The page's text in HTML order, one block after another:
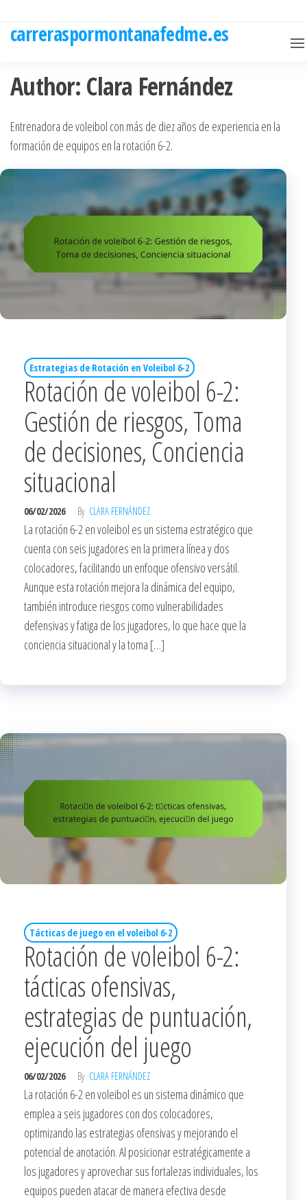
carreraspormontanafedme.es
Author: Clara Fernández
Entrenadora de voleibol con más de diez años de experiencia en la
formación de equipos en la rotación 6-2.
Estrategias de Rotación en Voleibol 6-2
Rotación de voleibol 6-2:
Gestión de riesgos, Toma
de decisiones, Conciencia
situacional
06/02/2026 By CLARA FERNÁNDEZ
La rotación 6-2 en voleibol es un sistema estratégico que
cuenta con seis jugadores en la primera línea y dos
colocadores, facilitando un enfoque ofensivo versátil.
Aunque esta rotación mejora la dinámica del equipo,
también introduce riesgos como vulnerabilidades
defensivas y fatiga de los jugadores, lo que hace que la
conciencia situacional y la toma […]
Tácticas de juego en el voleibol 6-2
Rotación de voleibol 6-2:
tácticas ofensivas,
estrategias de puntuación,
ejecución del juego
06/02/2026 By CLARA FERNÁNDEZ
La rotación 6-2 en voleibol es un sistema dinámico que
emplea a seis jugadores con dos colocadores,
optimizando las estrategias ofensivas y mejorando el
potencial de anotación. Al posicionar estratégicamente a
los jugadores y aprovechar sus fortalezas individuales, los
equipos pueden atacar de manera efectiva desde